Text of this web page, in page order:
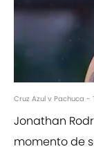
Cruz Azul v Pachuca -
Jonathan
momento de